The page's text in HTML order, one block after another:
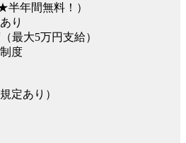
半年間無料！）
り
最大5万円支給）
度
定あり）